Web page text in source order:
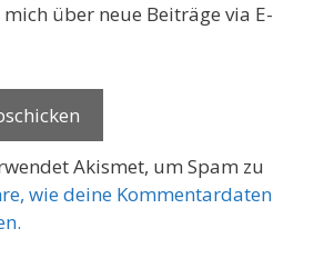
über neue Beiträge via E-
Akismet, um Spam zu
wie deine Kommentardaten